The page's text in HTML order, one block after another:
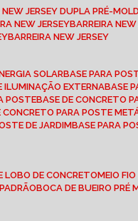
NEW JERSEY DUPLA PRÉ-
NEW JERSEY
BARREIRA
BARREIRA NEW JERSEY
SOLAR BASE PARA
ILUMINAÇÃO EXTERNA BASE
POSTE
BASE DE CONCRETO
CONCRETO PARA POSTE
DE JARDIM BASE PARA
LOBO DE CONCRETO
MEIO
BOCA DE BUEIRO